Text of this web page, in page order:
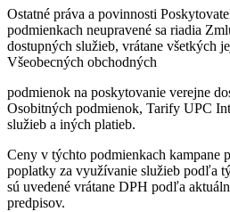
Ostatné práva a povinnosti
podmienkach neupravené sa riadia
dostupných služieb, vrátane všetkých
Všeobecných obchodných
podmienok na poskytovanie verejne
Osobitných podmienok, Tarify UPC
služieb a iných platieb.
Ceny v týchto podmienkach kampane
poplatky za využívanie služieb podľa
sú uvedené vrátane DPH podľa
predpisov.